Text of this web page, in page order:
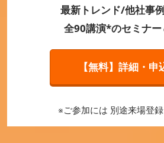
最新トレンド/他社事
全90講演*のセミナー
【無料】詳細・申
※ご参加には 別途来場登